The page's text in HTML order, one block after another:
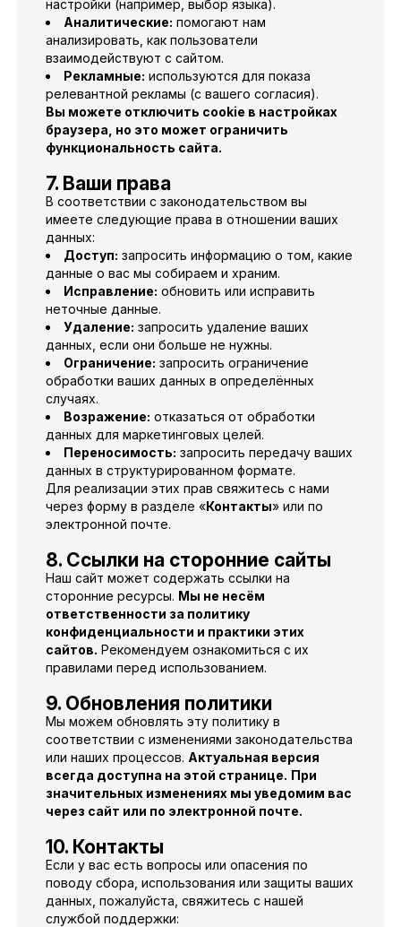
настройки (например, выбор языка).
Аналитические: помогают нам
анализировать, как пользователи
взаимодействуют с сайтом.
Рекламные: используются для показа
релевантной рекламы (с вашего согласия).
Вы можете отключить cookie в настройках
браузера, но это может ограничить
функциональность сайта.
7. Ваши права
В соответствии с законодательством вы
имеете следующие права в отношении ваших
данных:
Доступ: запросить информацию о том, какие
данные о вас мы собираем и храним.
Исправление: обновить или исправить
неточные данные.
Удаление: запросить удаление ваших
данных, если они больше не нужны.
Ограничение: запросить ограничение
обработки ваших данных в определённых
случаях.
Возражение: отказаться от обработки
данных для маркетинговых целей.
Переносимость: запросить передачу ваших
данных в структурированном формате.
Для реализации этих прав свяжитесь с нами
через форму в разделе «Контакты» или по
электронной почте.
8. Ссылки на сторонние сайты
Наш сайт может содержать ссылки на
сторонние ресурсы. Мы не несём
ответственности за политику
конфиденциальности и практики этих
сайтов. Рекомендуем ознакомиться с их
правилами перед использованием.
9. Обновления политики
Мы можем обновлять эту политику в
соответствии с изменениями законодательства
или наших процессов. Актуальная версия
всегда доступна на этой странице. При
значительных изменениях мы уведомим вас
через сайт или по электронной почте.
10. Контакты
Если у вас есть вопросы или опасения по
поводу сбора, использования или защиты ваших
данных, пожалуйста, свяжитесь с нашей
службой поддержки: